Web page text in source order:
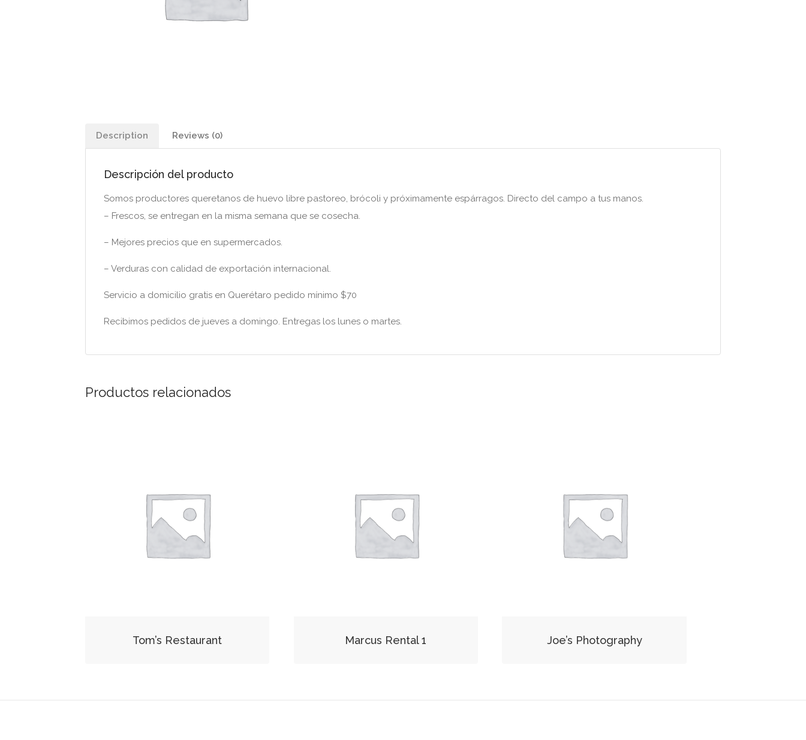
Description Reviews (0)
Descripción del producto
Somos productores queretanos de huevo libre pastoreo, brócoli y próximamente espárragos. Directo del campo a tus manos.
– Frescos, se entregan en la misma semana que se cosecha.
– Mejores precios que en supermercados.
– Verduras con calidad de exportación internacional.
Servicio a domicilio gratis en Querétaro pedido mínimo $70
Recibimos pedidos de jueves a domingo. Entregas los lunes o martes.
Productos relacionados
Tom’s Restaurant Marcus Rental 1 Joe’s Photography